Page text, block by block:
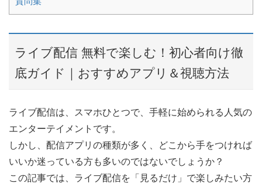
ライブ配信 無料で楽しむ！初心者向け徹
底ガイド｜おすすめアプリ＆視聴方法
ライブ配信は、スマホひとつで、手軽に始められる人気の
エンターテイメントです。
しかし、配信アプリの種類が多く、どこから手をつければ
いいか迷っている方も多いのではないでしょうか？
この記事では、ライブ配信を「見るだけ」で楽しみたい方